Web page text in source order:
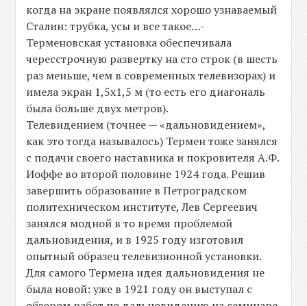
когда на экране появлялся хорошо узнаваемый
Сталин: трубка, усы и все такое…-
Терменовская установка обеспечивала
чересстрочную развертку на сто строк (в шесть
раз меньше, чем в современных телевизорах) и
имела экран 1,5х1,5 м (то есть его диагональ
была больше двух метров).
Телевидением (точнее — «дальновидением»,
как это тогда называлось) Термен тоже занялся
с подачи своего наставника и покровителя А.Ф.
Иоффе во второй половине 1924 года. Решив
завершить образование в Петроградском
политехническом институте, Лев Сергеевич
занялся модной в то время проблемой
дальновидения, и в 1925 году изготовил
опытный образец телевизионной установки.
Для самого Термена идея дальновидения не
была новой: уже в 1921 году он выступал с